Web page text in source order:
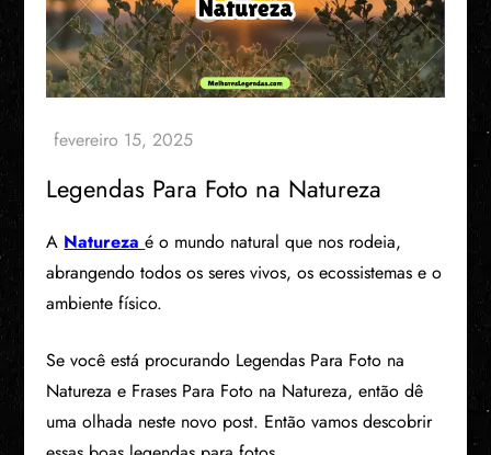
Legendas Para Foto na Natureza
A Naturezaé o mundo natural que nos rodeia,
abrangendo todos os seres vivos, os ecossistemas e o
ambiente físico.
Se você está procurando Legendas Para Foto na
Natureza e Frases Para Foto na Natureza, então dê
uma olhada neste novo post. Então vamos descobrir